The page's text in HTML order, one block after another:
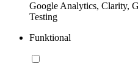
Google Analytics, Clarity,
Testing
Funktional